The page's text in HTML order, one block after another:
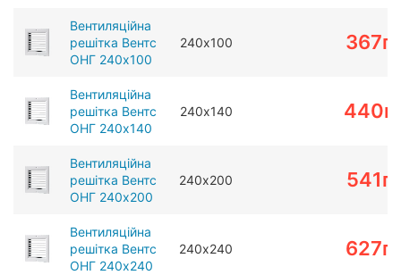
Вентиляційна
решітка Вентс
ОНГ 240х100
240х100 367
Вентиляційна
решітка Вентс
ОНГ 240х140
240х140 440
Вентиляційна
решітка Вентс
ОНГ 240х200
240х200 541
Вентиляційна
решітка Вентс
ОНГ 240х240
240х240 627